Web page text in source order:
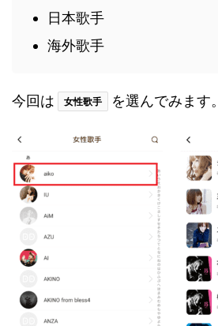
日本歌手
海外歌手
今回は 女性歌手 を選んでみます。